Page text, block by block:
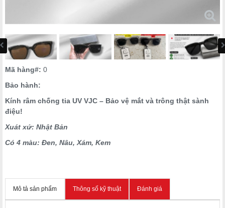
Mã hàng#: 0
Bảo hành:
Kính râm chống tia UV VJC – Bảo vệ mắt và trông thật sành
điệu!
Xuát xứ: Nhật Bản
Có 4 màu: Đen, Nâu, Xám, Kem
Mô tả sản phẩm Thông số kỹ thuật Đánh giá